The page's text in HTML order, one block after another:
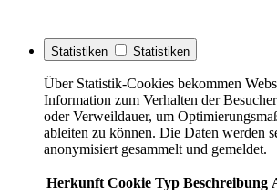
Statistiken Statistiken
Über Statistik-Cookies bekommen
Information zum Verhalten der
oder Verweildauer, um
ableiten zu können. Die Daten werden
anonymisiert gesammelt und gemeldet.
Herkunft Cookie Typ Beschreibung